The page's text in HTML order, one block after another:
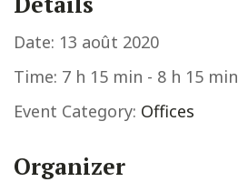
Date: 13 août 2020
Time: 7 h 15 min - 8 h 15 min
Event Category: Offices
Organizer